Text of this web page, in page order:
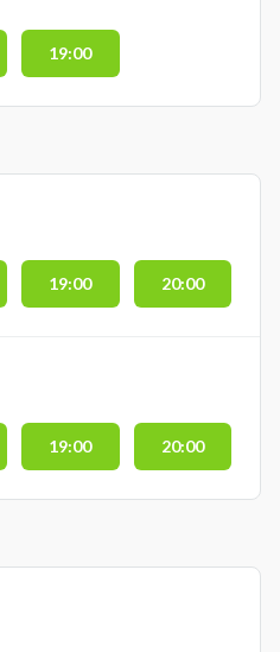
19:00
19:00 20:00
19:00 20:00